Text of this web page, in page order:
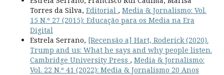
Torres da Silva, Editorial , Media & Jornalismo: Vol.
15 N.º 27 (2015): Educação para os Media na Era
Digital
Estrela Serrano, [Recensão a] Hart, Roderick (2020).
Trump and us: What he says and why people listen.
Cambridge University Press , Media & Jornalismo:
Vol. 22 N.º 41 (2022): Media & Jornalismo 20 Anos